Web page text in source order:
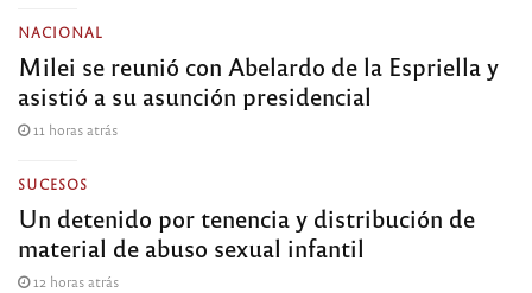
NACIONAL
Milei se reunió con Abelardo de la Espriella y
asistió a su asunción presidencial
11 horas atrás
SUCESOS
Un detenido por tenencia y distribución de
material de abuso sexual infantil
12 horas atrás